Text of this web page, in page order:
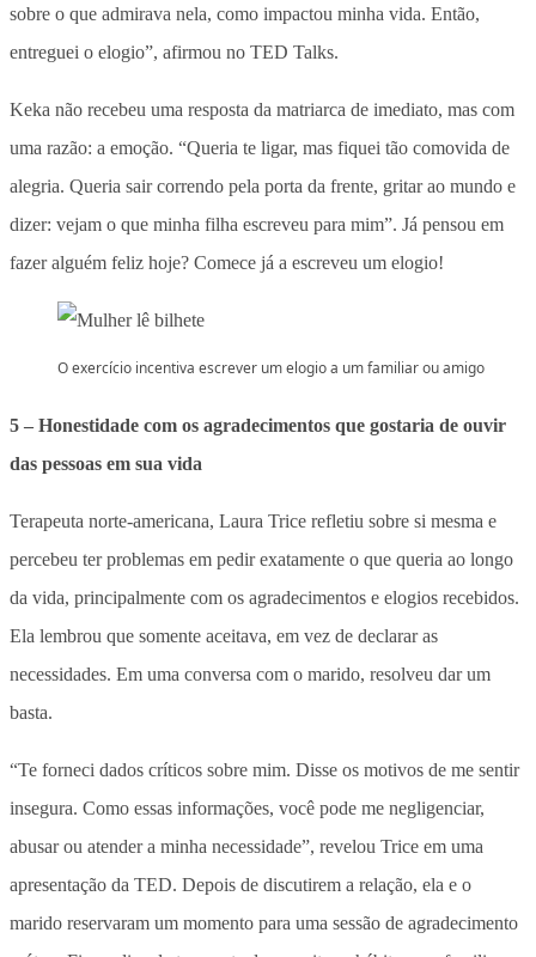
sobre o que admirava nela, como impactou minha vida. Então,
entreguei o elogio”, afirmou no TED Talks.
Keka não recebeu uma resposta da matriarca de imediato, mas com
uma razão: a emoção. “Queria te ligar, mas fiquei tão comovida de
alegria. Queria sair correndo pela porta da frente, gritar ao mundo e
dizer: vejam o que minha filha escreveu para mim”. Já pensou em
fazer alguém feliz hoje? Comece já a escreveu um elogio!
O exercício incentiva escrever um elogio a um familiar ou amigo
5 – Honestidade com os agradecimentos que gostaria de ouvir
das pessoas em sua vida
Terapeuta norte-americana, Laura Trice refletiu sobre si mesma e
percebeu ter problemas em pedir exatamente o que queria ao longo
da vida, principalmente com os agradecimentos e elogios recebidos.
Ela lembrou que somente aceitava, em vez de declarar as
necessidades. Em uma conversa com o marido, resolveu dar um
basta.
“Te forneci dados críticos sobre mim. Disse os motivos de me sentir
insegura. Como essas informações, você pode me negligenciar,
abusar ou atender a minha necessidade”, revelou Trice em uma
apresentação da TED. Depois de discutirem a relação, ela e o
marido reservaram um momento para uma sessão de agradecimento